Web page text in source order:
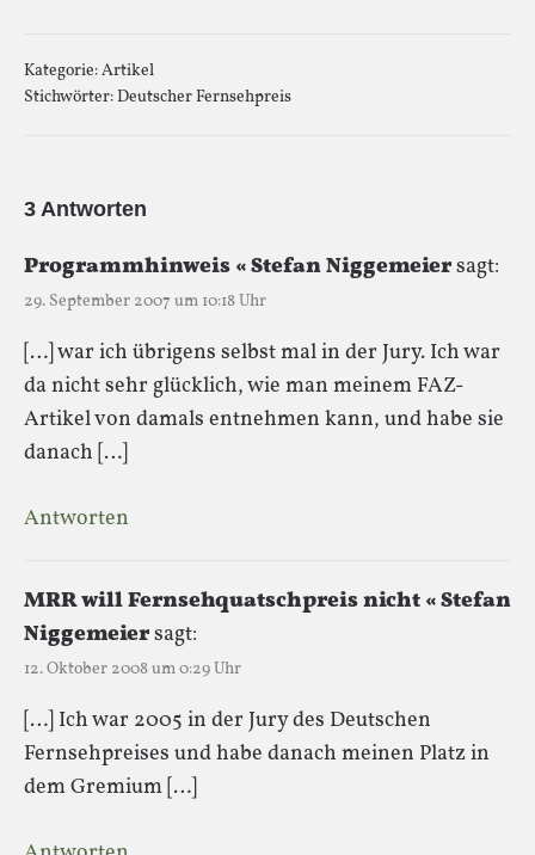
Kategorie:Artikel
Stichwörter:Deutscher Fernsehpreis
3 Antworten
Programmhinweis « Stefan Niggemeiersagt:
29. September 2007 um 10:18 Uhr
[…] war ich übrigens selbst mal in der Jury. Ich war
da nicht sehr glücklich, wie man meinem FAZ-
Artikel von damals entnehmen kann, und habe sie
danach […]
Antworten
MRR will Fernsehquatschpreis nicht « Stefan
Niggemeiersagt:
12. Oktober 2008 um 0:29 Uhr
[…] Ich war 2005 in der Jury des Deutschen
Fernsehpreises und habe danach meinen Platz in
dem Gremium […]